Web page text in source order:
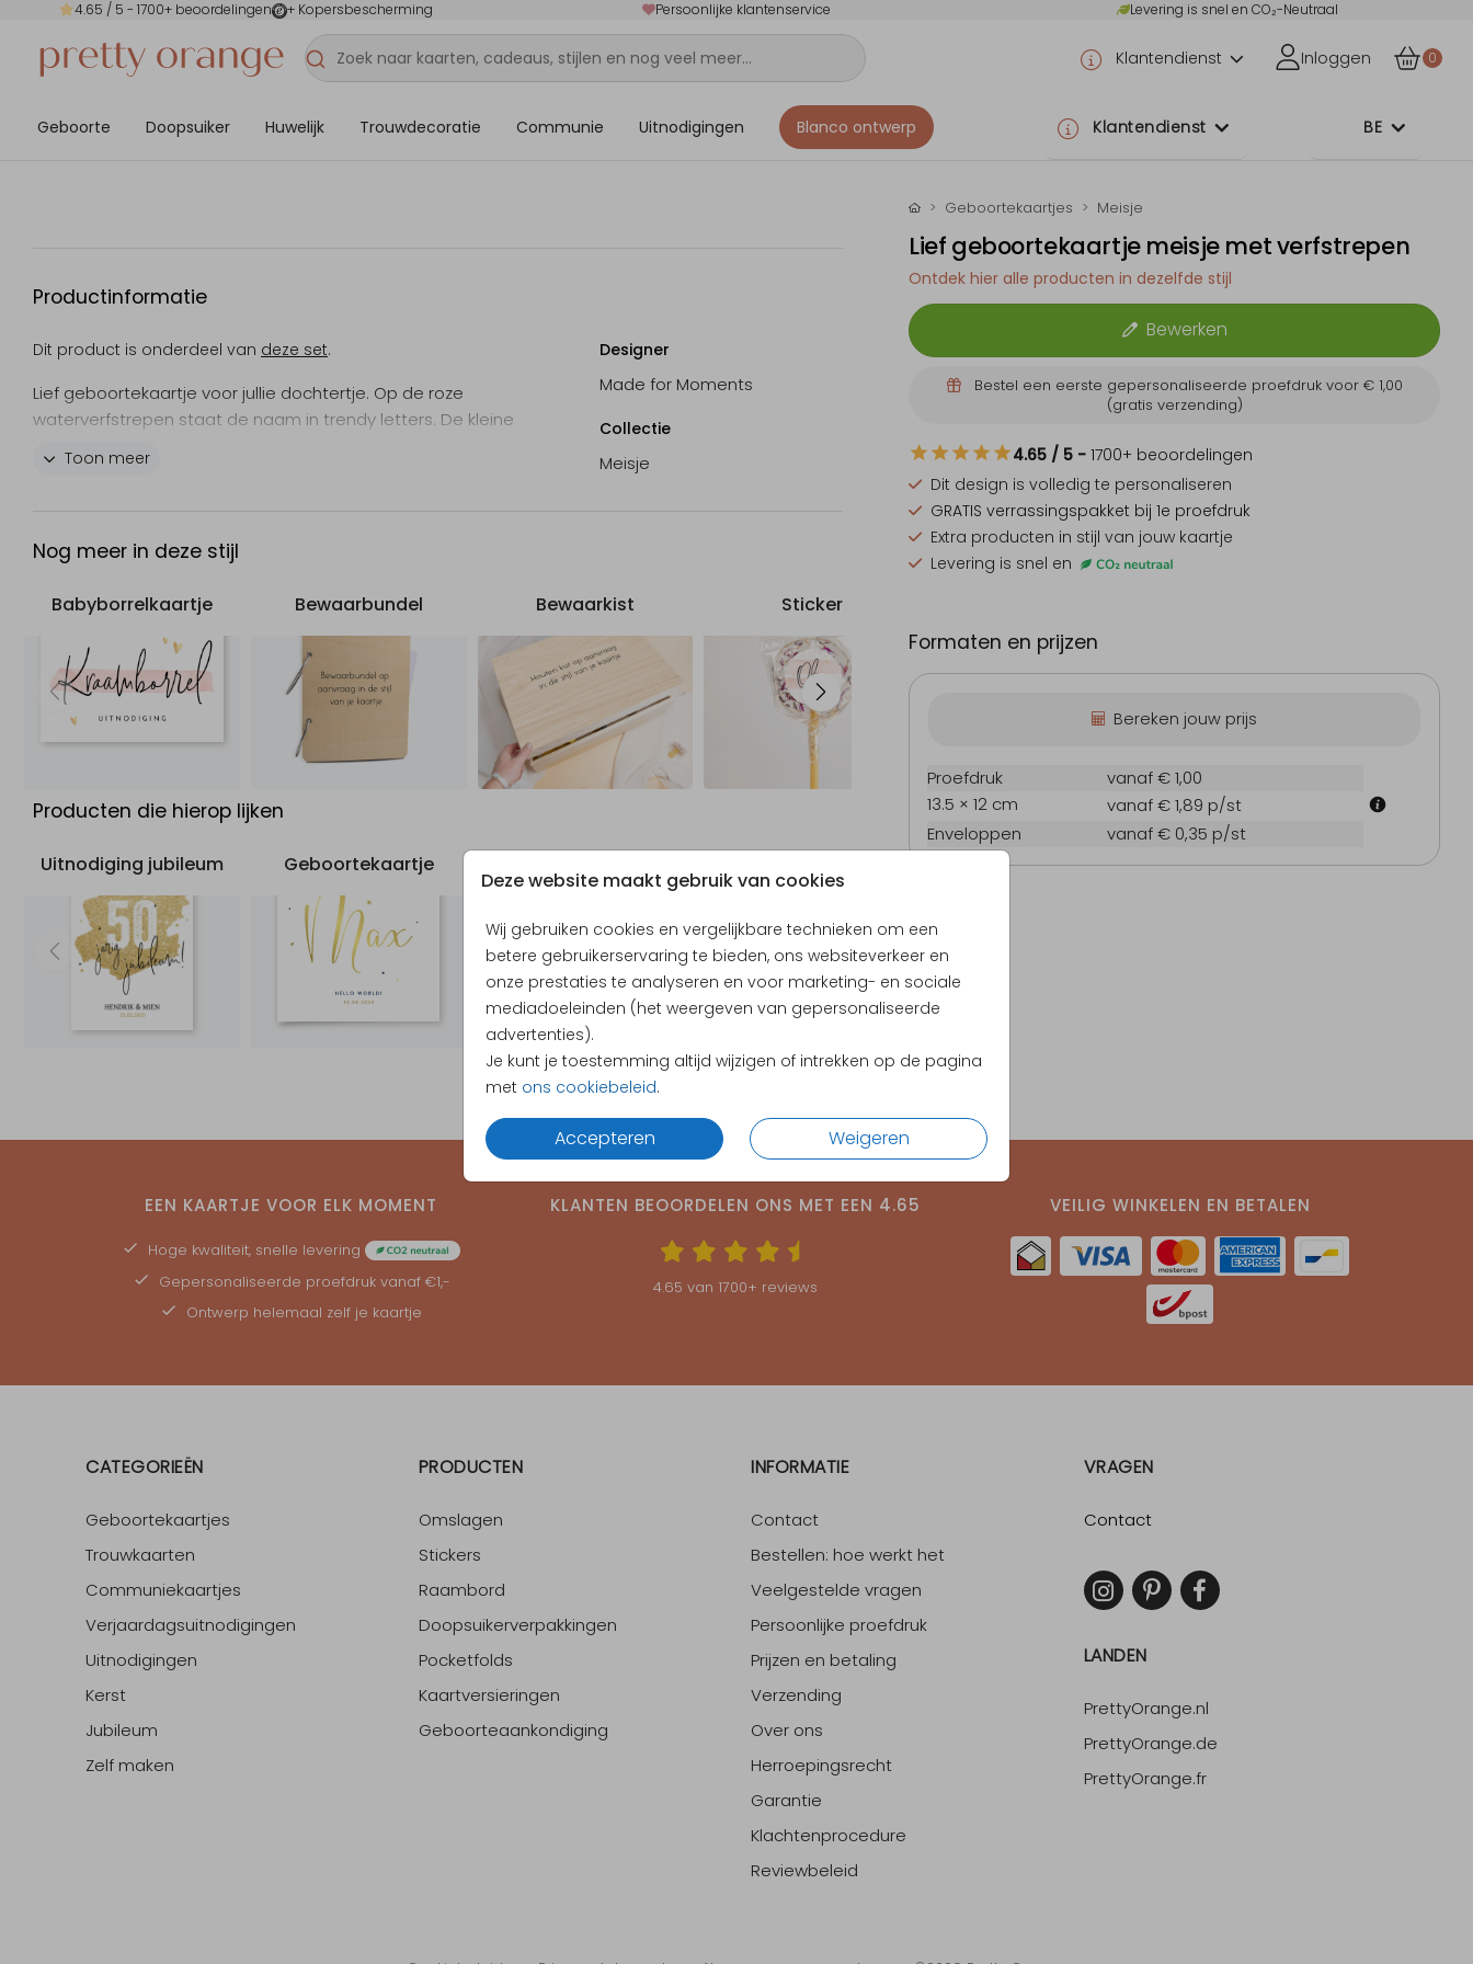
4.65 / 5 - 1700+ beoordelingen + Kopersbescherming Persoonlijke klantenservice Levering is snel en CO₂-Neutraal
Klantendienst Inloggen 0
Geboorte Doopsuiker Huwelijk Trouwdecoratie Communie Uitnodigingen Blanco ontwerp Klantendienst BE
Deze website maakt gebruik van cookies
Wij gebruiken cookies en vergelijkbare technieken om een
betere gebruikerservaring te bieden, ons websiteverkeer en
onze prestaties te analyseren en voor marketing- en sociale
mediadoeleinden (het weergeven van gepersonaliseerde
advertenties).
Je kunt je toestemming altijd wijzigen of intrekken op de pagina
met ons cookiebeleid.
Accepteren Weigeren
Productinformatie
Dit product is onderdeel van deze set.
Lief geboortekaartje voor jullie dochtertje. Op de roze
waterverfstrepen staat de naam in trendy letters. De kleine
Bekijk ook onsbabyborrelkaartje
Toon meer
Designer
Made for Moments
Collectie
Meisje
Nog meer in deze stijl
Babyborrelkaartje Bewaarbundel Bewaarkist Sticker
Producten die hierop lijken
Uitnodiging jubileum Geboortekaartje Menukaart Uitnodiging jubileum
Geboortekaartjes Meisje
Lief geboortekaartje meisje met verfstrepen
Ontdek hier alle producten in dezelfde stijl
Bewerken
Bestel een eerste gepersonaliseerde proefdruk voor € 1,00
(gratis verzending)
4.65 / 5 - 1700+ beoordelingen
Dit design is volledig te personaliseren
GRATIS verrassingspakket bij 1e proefdruk
Extra producten in stijl van jouw kaartje
Levering is snel en
Formaten en prijzen
Bereken jouw prijs
Proefdruk
vanaf € 1,00
13.5 × 12 cm
vanaf € 1,89 p/st
Enveloppen
vanaf € 0,35 p/st
EEN KAARTJE VOOR ELK MOMENT
Hoge kwaliteit, snelle levering
Gepersonaliseerde proefdrukvanaf €1,-
Ontwerp helemaal zelf je kaartje
KLANTEN BEOORDELEN ONS MET EEN 4.65
4.65 van 1700+ reviews
VEILIG WINKELEN EN BETALEN
CATEGORIEËN
Geboortekaartjes
Trouwkaarten
Communiekaartjes
Verjaardagsuitnodigingen
Uitnodigingen
Kerst
Jubileum
Zelf maken
PRODUCTEN
Omslagen
Stickers
Raambord
Doopsuikerverpakkingen
Pocketfolds
Kaartversieringen
Geboorteaankondiging
INFORMATIE
Contact
Bestellen: hoe werkt het
Veelgestelde vragen
Persoonlijke proefdruk
Prijzen en betaling
Verzending
Over ons
Herroepingsrecht
Garantie
Klachtenprocedure
Reviewbeleid
VRAGEN
Contact
LANDEN
PrettyOrange.nl
PrettyOrange.de
PrettyOrange.fr